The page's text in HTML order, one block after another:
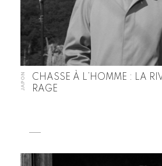
JAPON
CHASSE À L’HOMME : LA
RAGE